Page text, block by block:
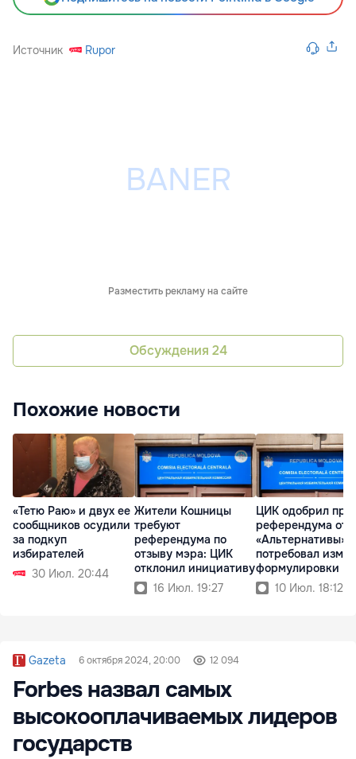
Источник Rupor
Разместить рекламу на сайте
Обсуждения 24
Похожие новости
«Тетю Раю» и двух ее
сообщников осудили
за подкуп
избирателей
30 Июл. 20:44
Жители Кошницы
требуют
референдума по
отзыву мэра: ЦИК
отклонил инициативу
16 Июл. 19:27
ЦИК одобрил
референдума от
«Альтернативы»,
потребовал
формулировки
10 Июл. 18:12
Gazeta 6 октября 2024, 20:00 12 094
Forbes назвал самых
высокооплачиваемых лидеров
государств